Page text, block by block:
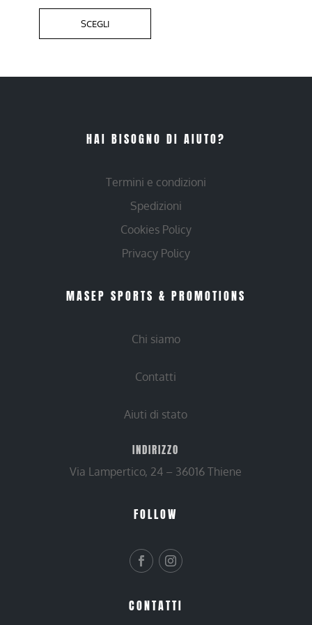
SCEGLI
HAI BISOGNO DI AIUTO?
Termini e condizioni
Spedizioni
Cookies Policy
Privacy Policy
MASEP SPORTS & PROMOTIONS
Chi siamo
Contatti
Aiuti di stato
INDIRIZZO
Via Lampertico, 24 – 36016 Thiene
FOLLOW
CONTATTI